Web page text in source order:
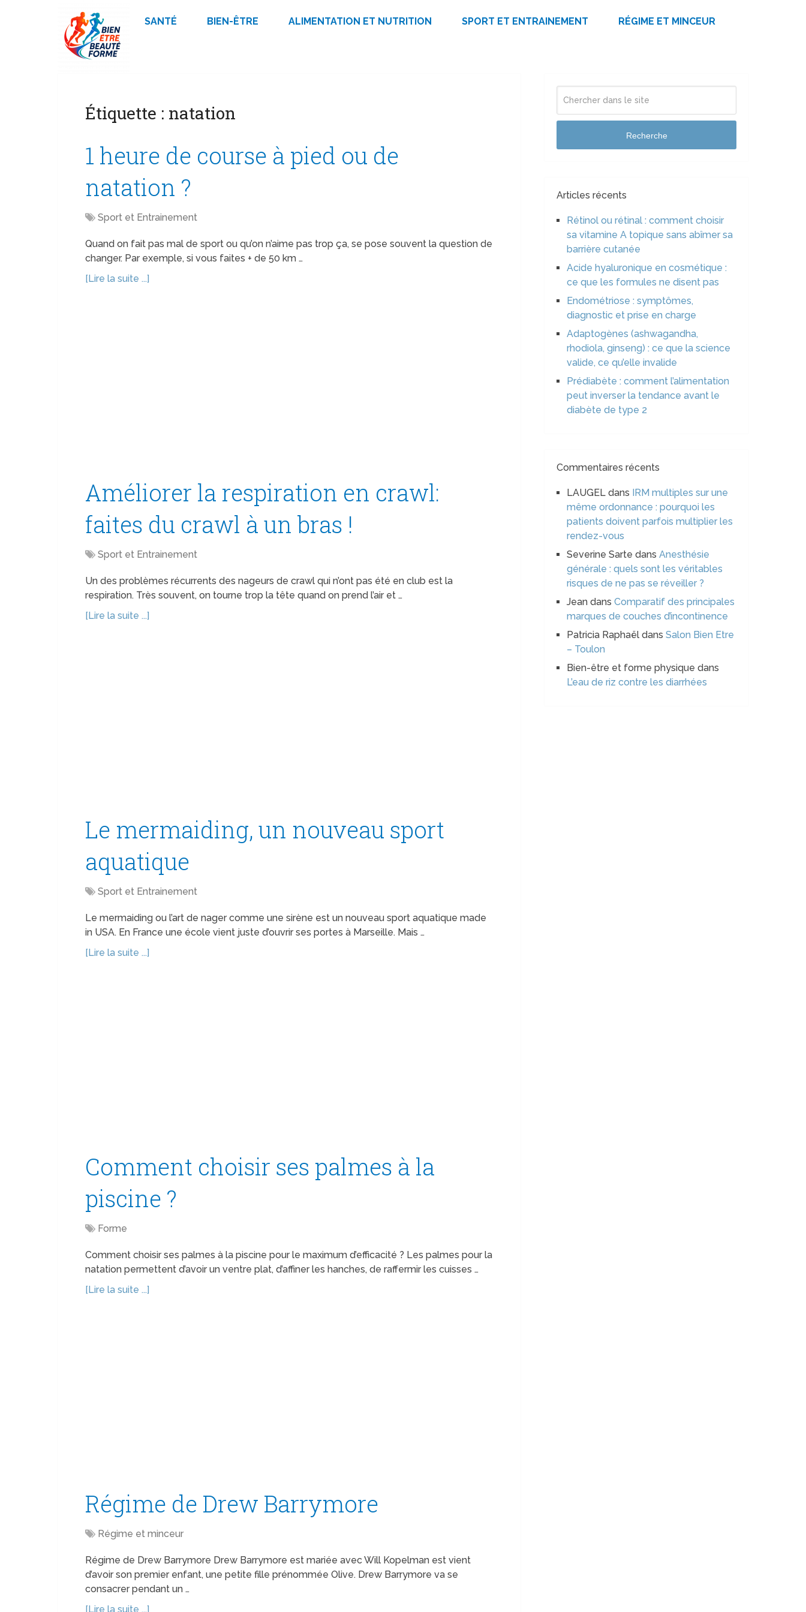
SANTÉ BIEN-ÊTRE ALIMENTATION ET NUTRITION SPORT ET ENTRAINEMENT RÉGIME ET MINCEUR
Étiquette : natation
1 heure de course à pied ou de
natation ?
Sport et Entrainement
Quand on fait pas mal de sport ou qu’on n’aime pas trop ça, se pose souvent la question de
changer. Par exemple, si vous faites + de 50 km …
[Lire la suite ...]
Améliorer la respiration en crawl:
faites du crawl à un bras !
Sport et Entrainement
Un des problèmes récurrents des nageurs de crawl qui n’ont pas été en club est la
respiration. Très souvent, on tourne trop la tête quand on prend l’air et …
[Lire la suite ...]
Le mermaiding, un nouveau sport
aquatique
Sport et Entrainement
Le mermaiding ou l’art de nager comme une sirène est un nouveau sport aquatique made
in USA. En France une école vient juste d’ouvrir ses portes à Marseille. Mais …
[Lire la suite ...]
Comment choisir ses palmes à la
piscine ?
Forme
Comment choisir ses palmes à la piscine pour le maximum d’efficacité ? Les palmes pour la
natation permettent d’avoir un ventre plat, d’affiner les hanches, de raffermir les cuisses …
[Lire la suite ...]
Régime de Drew Barrymore
Régime et minceur
Régime de Drew Barrymore Drew Barrymore est mariée avec Will Kopelman est vient
d’avoir son premier enfant, une petite fille prénommée Olive. Drew Barrymore va se
consacrer pendant un …
[Lire la suite ...]
Recherche
Articles récents
Rétinol ou rétinal : comment choisir
sa vitamine A topique sans abîmer sa
barrière cutanée
Acide hyaluronique en cosmétique :
ce que les formules ne disent pas
Endométriose : symptômes,
diagnostic et prise en charge
Adaptogènes (ashwagandha,
rhodiola, ginseng) : ce que la science
valide, ce qu’elle invalide
Prédiabète : comment l’alimentation
peut inverser la tendance avant le
diabète de type 2
Commentaires récents
LAUGEL dans IRM multiples sur une
même ordonnance : pourquoi les
patients doivent parfois multiplier les
rendez-vous
Severine Sarte dansAnesthésie
générale : quels sont les véritables
risques de ne pas se réveiller ?
Jean dansComparatif des principales
marques de couches d’incontinence
Patricia Raphaël dansSalon Bien Etre
– Toulon
Bien-être et forme physique dans
L’eau de riz contre les diarrhées